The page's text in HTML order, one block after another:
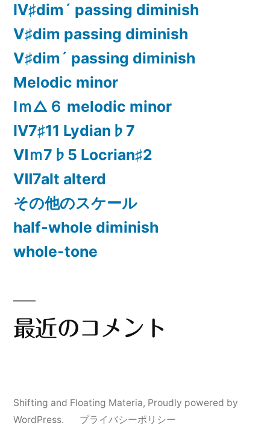
Ⅳ♯dim´ passing diminish
Ⅴ♯dim passing diminish
Ⅴ♯dim´ passing diminish
Melodic minor
Ⅰｍ△６ melodic minor
Ⅳ7♯11 Lydian♭7
Ⅵｍ7♭5 Locrian♯2
Ⅶ7alt alterd
その他のスケール
half-whole diminish
whole-tone
最近のコメント
Shifting and Floating Materia, Proudly powered by
WordPress.
プライバシーポリシー